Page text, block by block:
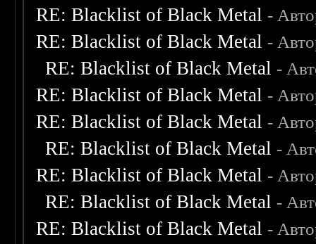
RE: Blacklist of Black Metal -
RE: Blacklist of Black Metal -
RE: Blacklist of Black Metal -
RE: Blacklist of Black Metal -
RE: Blacklist of Black Metal -
RE: Blacklist of Black Metal -
RE: Blacklist of Black Metal -
RE: Blacklist of Black Metal -
RE: Blacklist of Black Metal -